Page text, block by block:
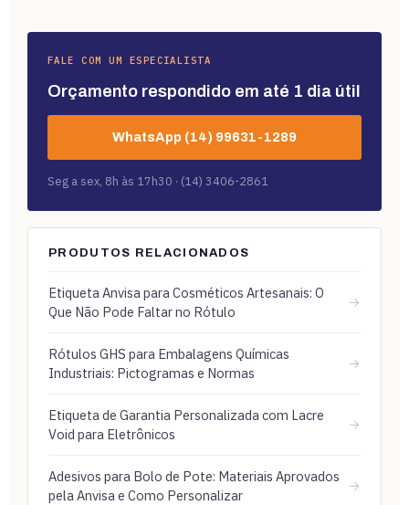
FALE COM UM ESPECIALISTA
Orçamento respondido em até 1 dia útil
WhatsApp (14) 99631-1289
Seg a sex, 8h às 17h30 · (14) 3406-2861
PRODUTOS RELACIONADOS
Etiqueta Anvisa para Cosméticos Artesanais: O
Que Não Pode Faltar no Rótulo
→
Rótulos GHS para Embalagens Químicas
Industriais: Pictogramas e Normas
→
Etiqueta de Garantia Personalizada com Lacre
Void para Eletrônicos
→
Adesivos para Bolo de Pote: Materiais Aprovados
pela Anvisa e Como Personalizar
→